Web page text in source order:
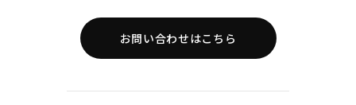
お問い合わせはこちら